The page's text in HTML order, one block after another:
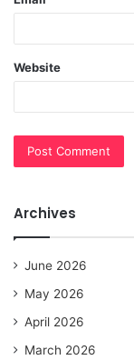
Website
Archives
June 2026
May 2026
April 2026
March 2026